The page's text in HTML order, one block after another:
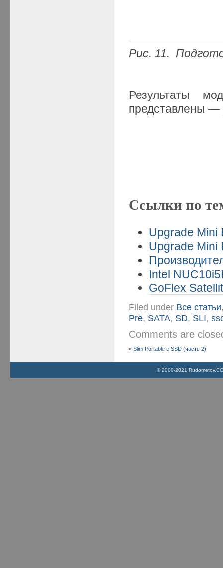
Рис. 11.
Результаты
представлены —
Ссылки по
Upgrade Mini
Upgrade Mini
Intel
GoFlex
Filed under Все статьи
Pre, SATA, SD, SLI,
Comments are
«Slim Portable с SSD (часть 2)
© 2000-2021